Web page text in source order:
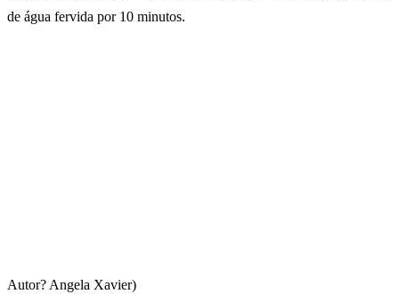
de água fervida por 10 minutos.
Autor? Angela Xavier)